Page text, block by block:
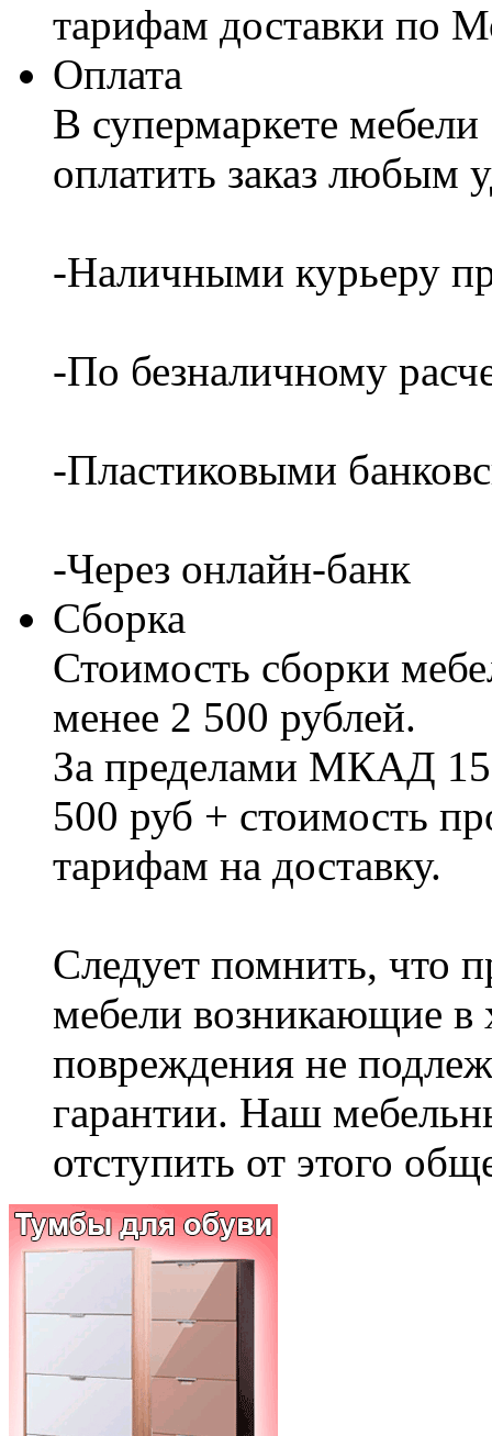
тарифам доставки по
Оплата
В супермаркете
оплатить заказ любым
-Наличными курьеру
-По безналичному
-Пластиковыми
-Через онлайн-банк
Сборка
Стоимость сборки
менее 2 500 рублей.
За пределами МКАД
500 руб + стоимость
тарифам на доставку.
Следует помнить, что
мебели возникающие в
повреждения не
гарантии. Наш
отступить от этого